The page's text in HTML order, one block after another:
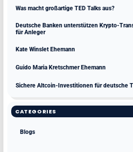
Was macht großartige TED Talks aus?
Deutsche Banken unterstützen Krypto-
für Anleger
Kate Winslet Ehemann
Guido Maria Kretschmer Ehemann
Sichere Altcoin-Investitionen für deutsche
CATEGORIES
Blogs